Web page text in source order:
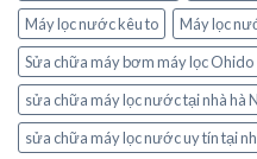
Máy lọc nước kêu to
Máy lọc
Sửa chữa máy bơm máy lọc Ohido
sửa chữa máy lọc nước tại nhà hà
sửa chữa máy lọc nước uy tín tại